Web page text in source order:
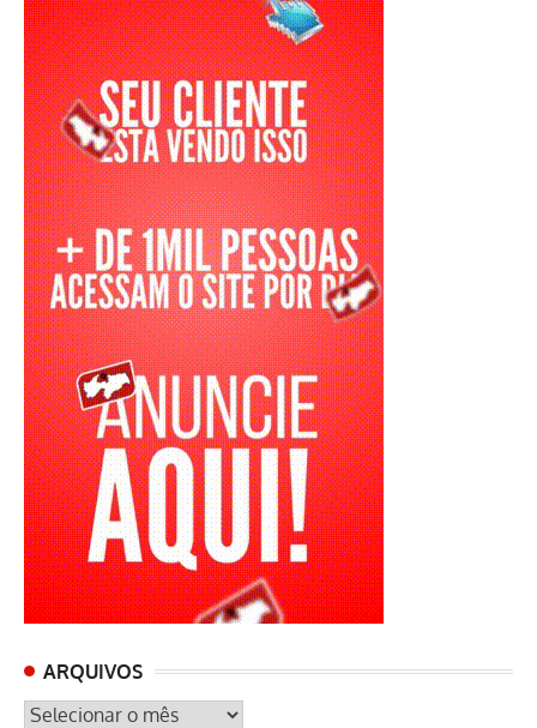
ARQUIVOS
ARQUIVOS